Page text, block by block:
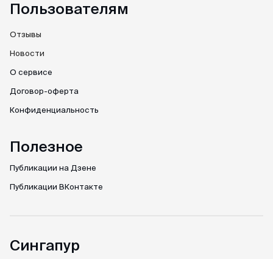
Пользователям
Отзывы
Новости
О сервисе
Договор-оферта
Конфиденциальность
Полезное
Публикации на Дзене
Публикации ВКонтакте
Сингапур